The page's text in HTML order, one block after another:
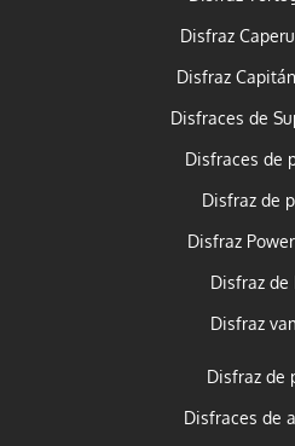
Disfraz
Disfraz
Disfraces de
Disfraces de
Disfraz de
Disfraz
Disfraz de
Disfraz
Disfraz de
Disfraces de